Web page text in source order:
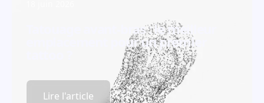
Tatouage avant-bras : le meilleur
emplacement pour un premier
Lire l'article